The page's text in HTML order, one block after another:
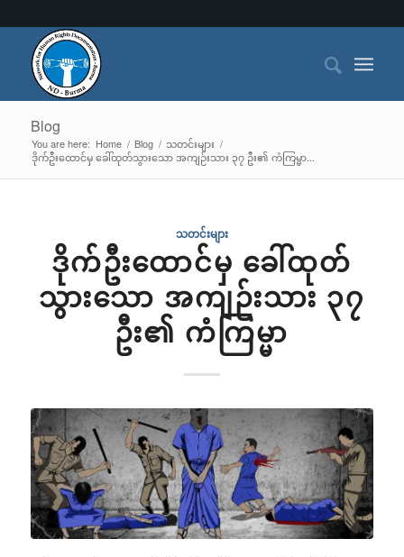
Blog
You are here: Home / Blog / သတင်းများ /
ဒိုက်ဦးထောင်မှ ခေါ်ထုတ်သွားသော အကျဉ်းသား ၃၇ ဦး၏ ကံကြမ္မာ...
သတင်းများ
ဒိုက်ဦးထောင်မှ ခေါ်ထုတ်
သွားသော အကျဉ်းသား ၃၇
ဦး၏ ကံကြမ္မာ